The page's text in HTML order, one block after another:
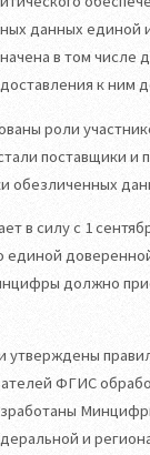
данных
в том числе
к ним
роли
поставщики и
обезличенных
в силу с 1
единой
должно
утверждены
ФГИС
и